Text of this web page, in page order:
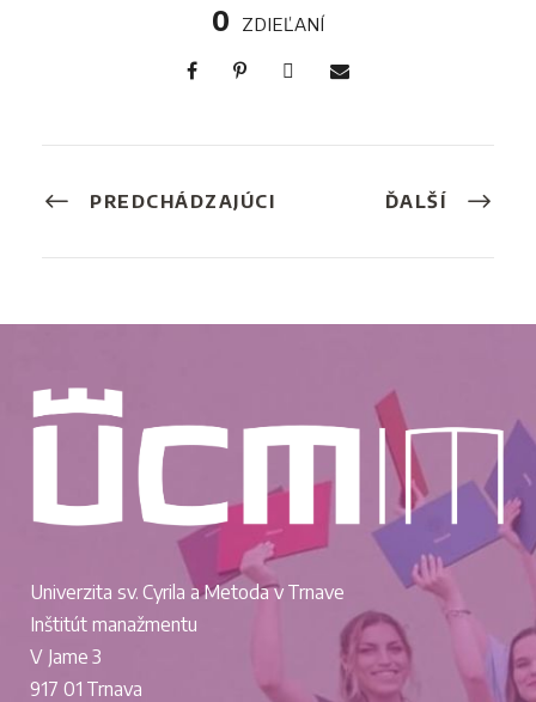
0 ZDIEĽANÍ
PREDCHÁDZAJÚCI ĎALŠÍ
Univerzita sv. Cyrila a Metoda v Trnave
Inštitút manažmentu
V Jame 3
917 01 Trnava